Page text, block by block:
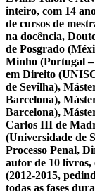
inteiro, com 14
de cursos de
na docência,
de Posgrado
Minho (Portugal –
em Direito
de Sevilha),
Barcelona),
Barcelona),
Carlos III de
(Universidade de
Processo Penal,
autor de 10 livros,
(2012-2015,
todas as fases